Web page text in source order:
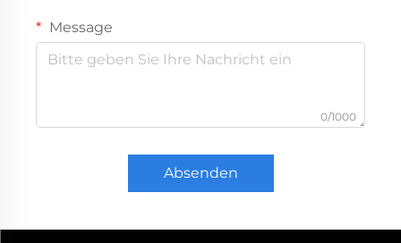
Message
0/1000
Absenden